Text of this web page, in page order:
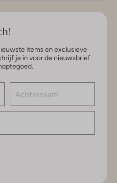
items en exclusieve
je in voor de nieuwsbrief